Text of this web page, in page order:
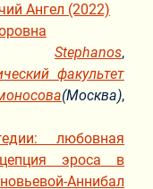
Ангел (2022)
Stephanos,
факультет
(Москва),
любовная
эроса в
Аннибал